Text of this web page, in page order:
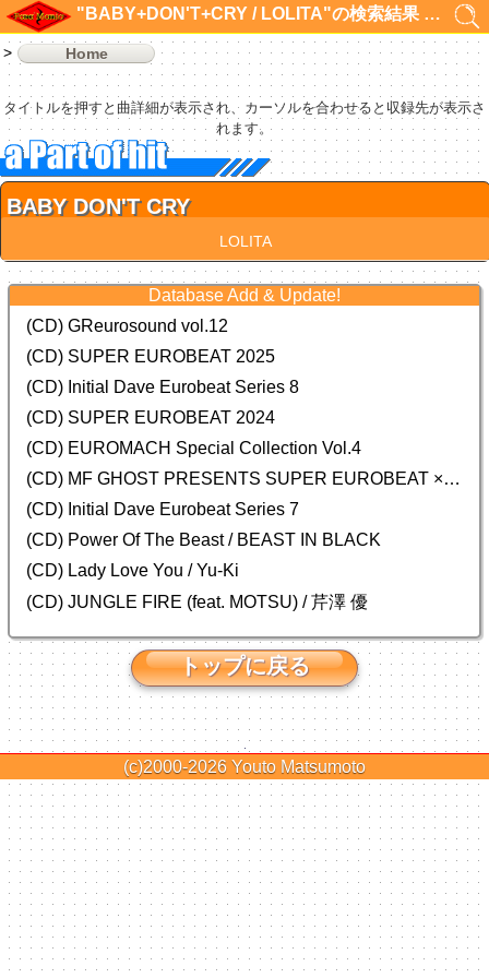
"BABY+DON'T+CRY / LOLITA"の検索結果 1件
Home
タイトルを押すと曲詳細が表示され、カーソルを合わせると収録先が表示さ
れます。
BABY DON'T CRY
LOLITA
Database Add & Update!
(CD) GReurosound vol.12
(CD) SUPER EUROBEAT 2025
(CD) Initial Dave Eurobeat Series 8
(CD) SUPER EUROBEAT 2024
(CD) EUROMACH Special Collection Vol.4
(CD) MF GHOST PRESENTS SUPER EUROBEAT × ORIGINAL SOUNDTRACK NEW COLLECTION
(CD) Initial Dave Eurobeat Series 7
(CD) Power Of The Beast / BEAST IN BLACK
(CD) Lady Love You / Yu-Ki
(CD) JUNGLE FIRE (feat. MOTSU) / 芹澤 優
トップに戻る
(c)2000-2026 Youto Matsumoto